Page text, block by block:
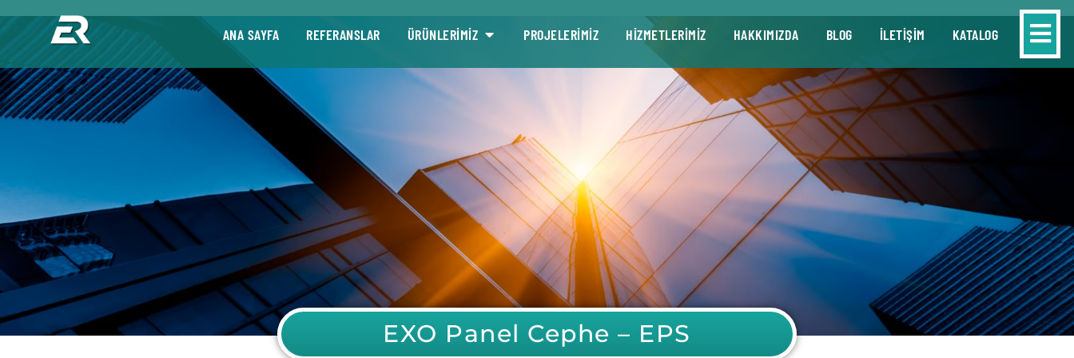
ANA SAYFA REFERANSLAR ÜRÜNLERİMİZ PROJELERİMİZ HİZMETLERİMİZ HAKKIMIZDA BLOG İLETİŞİM KATALOG
EXO Panel Cephe – EPS